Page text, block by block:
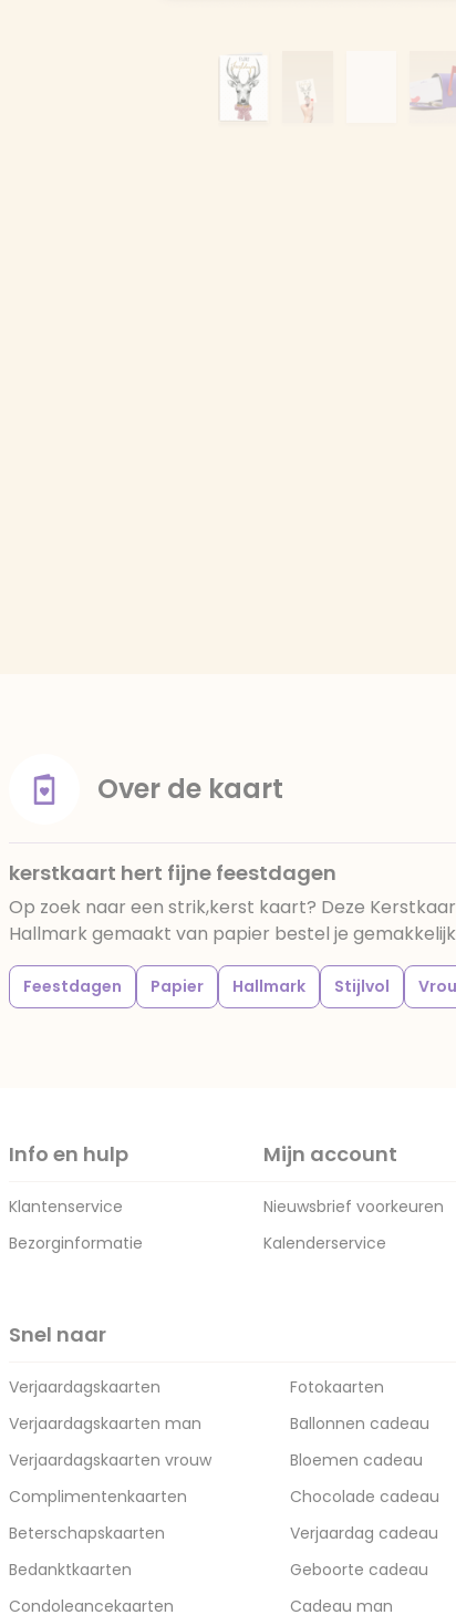
Over de kaart
kerstkaart hert fijne feestdagen
Op zoek naar een strik,kerst kaart? Deze
Hallmark gemaakt van papier bestel je gemakkelijk
Feestdagen Papier Hallmark Stijlvol
Info en hulp
Klantenservice
Bezorginformatie
Mijn account
Nieuwsbrief voorkeuren
Kalenderservice
Snel naar
Verjaardagskaarten
Verjaardagskaarten man
Verjaardagskaarten vrouw
Complimentenkaarten
Beterschapskaarten
Bedanktkaarten
Condoleancekaarten
Fotokaarten
Ballonnen cadeau
Bloemen cadeau
Chocolade cadeau
Verjaardag cadeau
Geboorte cadeau
Cadeau man